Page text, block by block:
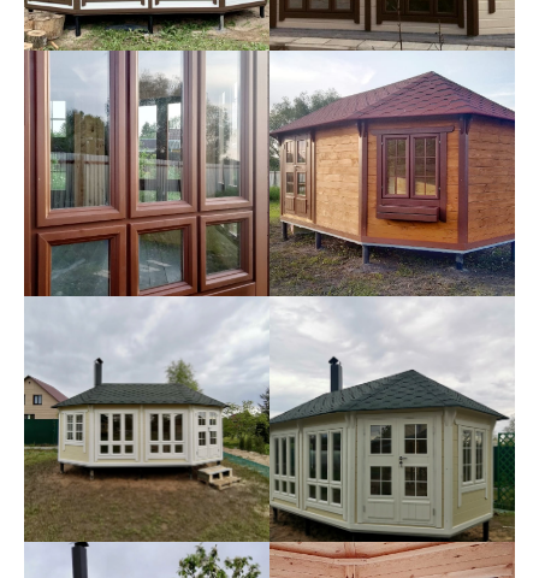
5050 5051 5052 5053 5054
5055 5057
5061 5062 5063
5064
5066
5069
5075
5081
5067 5068
5072 5073 5074
5076 5077 5079
5082
5086 5088
5078
5071